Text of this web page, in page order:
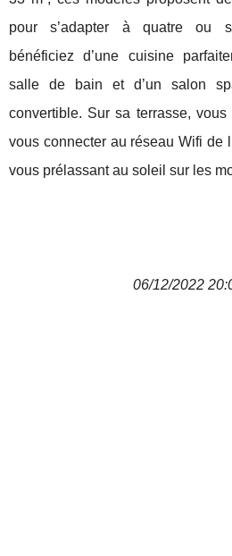
pour s’adapter à quatre ou
bénéficiez d’une cuisine
salle de bain et d’un salon
convertible. Sur sa terrasse,
vous connecter au réseau Wifi de
vous prélassant au soleil sur les
06/12/2022